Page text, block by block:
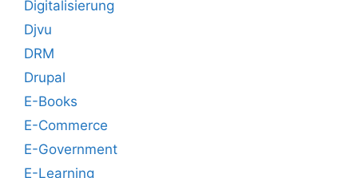
Digitalisierung
Djvu
DRM
Drupal
E-Books
E-Commerce
E-Government
E-Learning